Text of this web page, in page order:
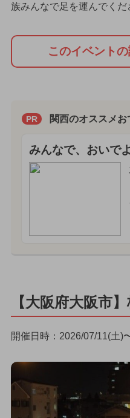
族みんなで足を運んでくだ
このイベント
PR 関西のオススメお
みんなで、おいで
【大阪府大阪市
開催日時：2026/07/11(土)